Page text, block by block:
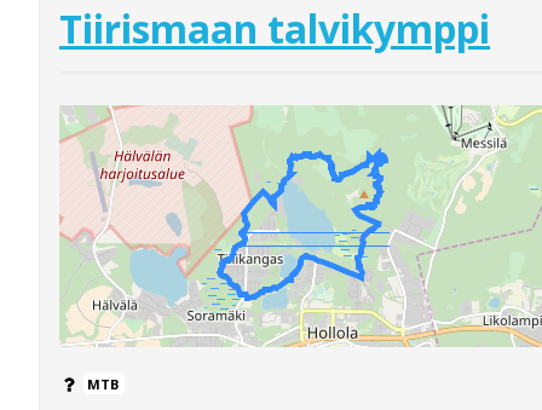
Tiirismaan talvikymppi
MTB